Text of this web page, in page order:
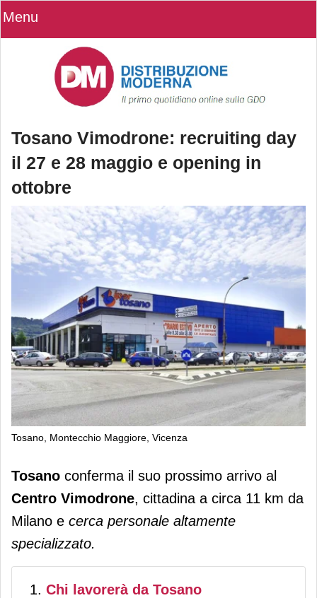
Menu
Tosano Vimodrone: recruiting day
il 27 e 28 maggio e opening in
ottobre
Tosano, Montecchio Maggiore, Vicenza
Tosano Vimodrone: recruiting day il
27 e 28 maggio e opening in ottobre
Tosano conferma il suo prossimo arrivo al
Centro Vimodrone, cittadina a circa 11 km da
Milano e cerca personale altamente
specializzato.
Chi lavorerà da Tosano